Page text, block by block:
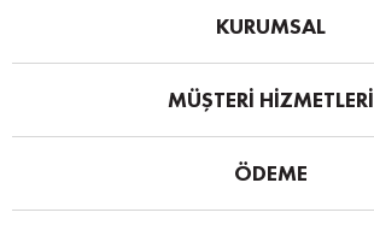
KURUMSAL
MÜŞTERİ HİZMETLERİ
ÖDEME